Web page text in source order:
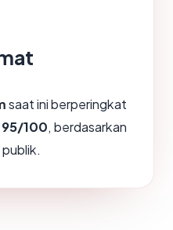
saat ini berperingkat
95/100, berdasarkan